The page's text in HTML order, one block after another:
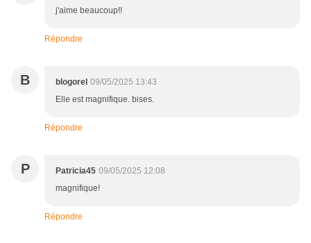
j'aime beaucoup!!
Répondre
B blogorel 09/05/2025 13:43
Elle est magnifique. bises.
Répondre
P Patricia45 09/05/2025 12:08
magnifique!
Répondre